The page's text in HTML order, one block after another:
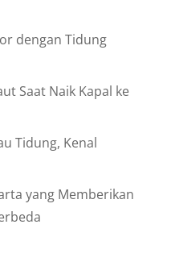
dengan Tidung
Saat Naik Kapal ke
Tidung, Kenal
yang Memberikan